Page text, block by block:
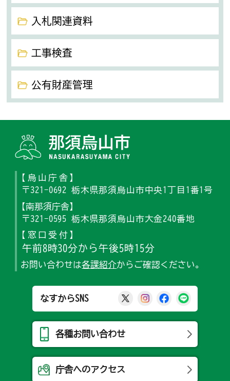
入札関連資料
工事検査
公有財産管理
【烏山庁舎】
〒321-0692 栃木県那須烏山市中央1丁目1番1号
【南那須庁舎】
〒321-0595 栃木県那須烏山市大金240番地
【窓口受付】
午前8時30分から午後5時15分
お問い合わせは各課紹介からご確認ください。
なすからSNS 那須烏山市公式X
那須烏山市公式
那須烏山市
各種お問い合わせ
庁舎へのアクセス